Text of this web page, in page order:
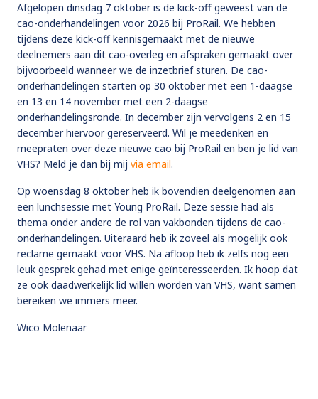
Afgelopen dinsdag 7 oktober is de kick-off geweest van de
cao-onderhandelingen voor 2026 bij ProRail. We hebben
tijdens deze kick-off kennisgemaakt met de nieuwe
deelnemers aan dit cao-overleg en afspraken gemaakt over
bijvoorbeeld wanneer we de inzetbrief sturen. De cao-
onderhandelingen starten op 30 oktober met een 1-daagse
en 13 en 14 november met een 2-daagse
onderhandelingsronde. In december zijn vervolgens 2 en 15
december hiervoor gereserveerd. Wil je meedenken en
meepraten over deze nieuwe cao bij ProRail en ben je lid van
VHS? Meld je dan bij mij via email.
Op woensdag 8 oktober heb ik bovendien deelgenomen aan
een lunchsessie met Young ProRail. Deze sessie had als
thema onder andere de rol van vakbonden tijdens de cao-
onderhandelingen. Uiteraard heb ik zoveel als mogelijk ook
reclame gemaakt voor VHS. Na afloop heb ik zelfs nog een
leuk gesprek gehad met enige geïnteresseerden. Ik hoop dat
ze ook daadwerkelijk lid willen worden van VHS, want samen
bereiken we immers meer.
Wico Molenaar